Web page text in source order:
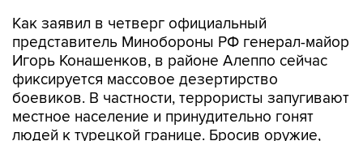
Как заявил в четверг официальный
представитель Минобороны РФ генерал-майор
Игорь Конашенков, в районе Алеппо сейчас
фиксируется массовое дезертирство
боевиков. В частности, террористы запугивают
местное население и принудительно гонят
людей к турецкой границе. Бросив оружие,